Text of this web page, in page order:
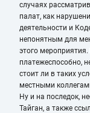
случаях
палат, как
деятельности и
непонятным для
этого
платежеспособно,
стоит ли в таких
местными
Ну и на последок,
Тайган, а также